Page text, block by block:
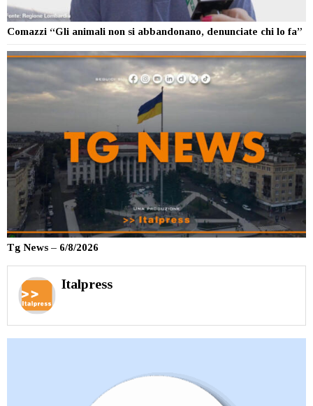
Comazzi “Gli animali non si abbandonano, denunciate chi lo fa”
Tg News – 6/8/2026
Italpress